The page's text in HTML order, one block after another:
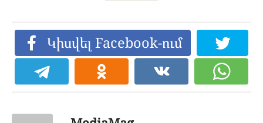
Կիսվել Facebook-ում